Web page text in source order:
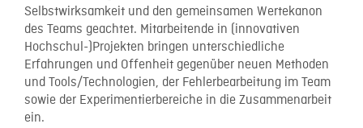
Selbstwirksamkeit und den gemeinsamen Wertekanon
des Teams geachtet. Mitarbeitende in (innovativen
Hochschul-)Projekten bringen unterschiedliche
Erfahrungen und Offenheit gegenüber neuen Methoden
und Tools/Technologien, der Fehlerbearbeitung im Team
sowie der Experimentierbereiche in die Zusammenarbeit
ein.